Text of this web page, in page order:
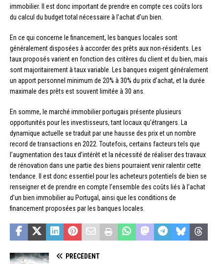
immobilier. Il est donc important de prendre en compte ces coûts lors
du calcul du budget total nécessaire à l’achat d’un bien.
En ce qui concerne le financement, les banques locales sont
généralement disposées à accorder des prêts aux non-résidents. Les
taux proposés varient en fonction des critères du client et du bien, mais
sont majoritairement à taux variable. Les banques exigent généralement
un apport personnel minimum de 20% à 30% du prix d’achat, et la durée
maximale des prêts est souvent limitée à 30 ans.
En somme, le marché immobilier portugais présente plusieurs
opportunités pour les investisseurs, tant locaux qu’étrangers. La
dynamique actuelle se traduit par une hausse des prix et un nombre
record de transactions en 2022. Toutefois, certains facteurs tels que
l’augmentation des taux d’intérêt et la nécessité de réaliser des travaux
de rénovation dans une partie des biens pourraient venir ralentir cette
tendance. Il est donc essentiel pour les acheteurs potentiels de bien se
renseigner et de prendre en compte l’ensemble des coûts liés à l’achat
d’un bien immobilier au Portugal, ainsi que les conditions de
financement proposées par les banques locales.
PRÉCÉDENT